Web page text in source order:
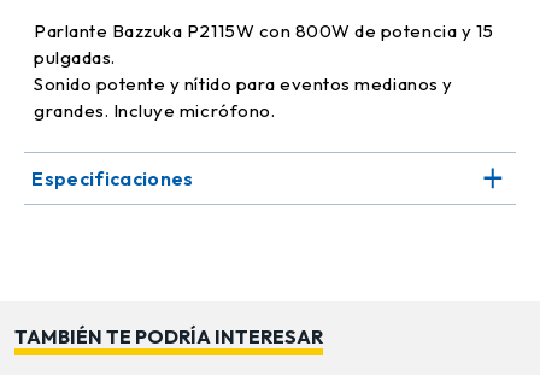
Parlante Bazzuka P2115W con 800W de potencia y 15
pulgadas.
Sonido potente y nítido para eventos medianos y
grandes. Incluye micrófono.
Especificaciones
TAMBIÉN TE PODRÍA INTERESAR